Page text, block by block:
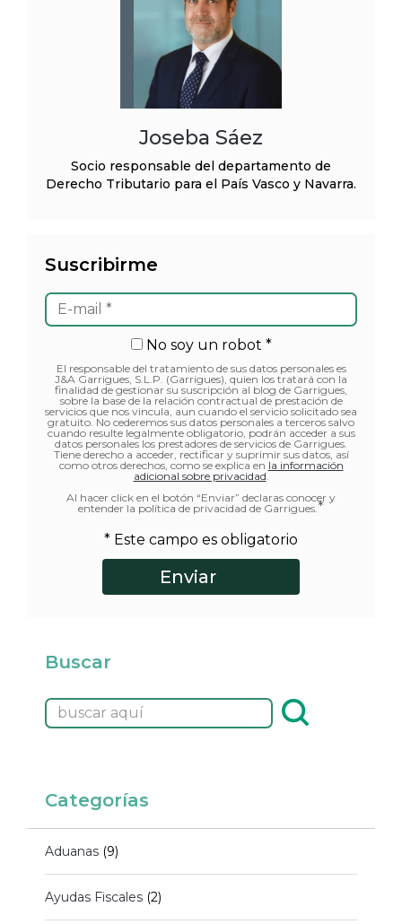
Joseba Sáez
Socio responsable del departamento de
Derecho Tributario para el País Vasco y Navarra.
Suscribirme
No soy un robot *
El responsable del tratamiento de sus datos personales es
J&A Garrigues, S.L.P. (Garrigues), quien los tratará con la
finalidad de gestionar su suscripción al blog de Garrigues,
sobre la base de la relación contractual de prestación de
servicios que nos vincula, aun cuando el servicio solicitado sea
gratuito. No cederemos sus datos personales a terceros salvo
cuando resulte legalmente obligatorio, podrán acceder a sus
datos personales los prestadores de servicios de Garrigues.
Tiene derecho a acceder, rectificar y suprimir sus datos, así
como otros derechos, como se explica en la información
adicional sobre privacidad.
Al hacer click en el botón “Enviar” declaras conocer y
entender la política de privacidad de Garrigues. *
* Este campo es obligatorio
Buscar
Categorías
Aduanas (9)
Ayudas Fiscales (2)